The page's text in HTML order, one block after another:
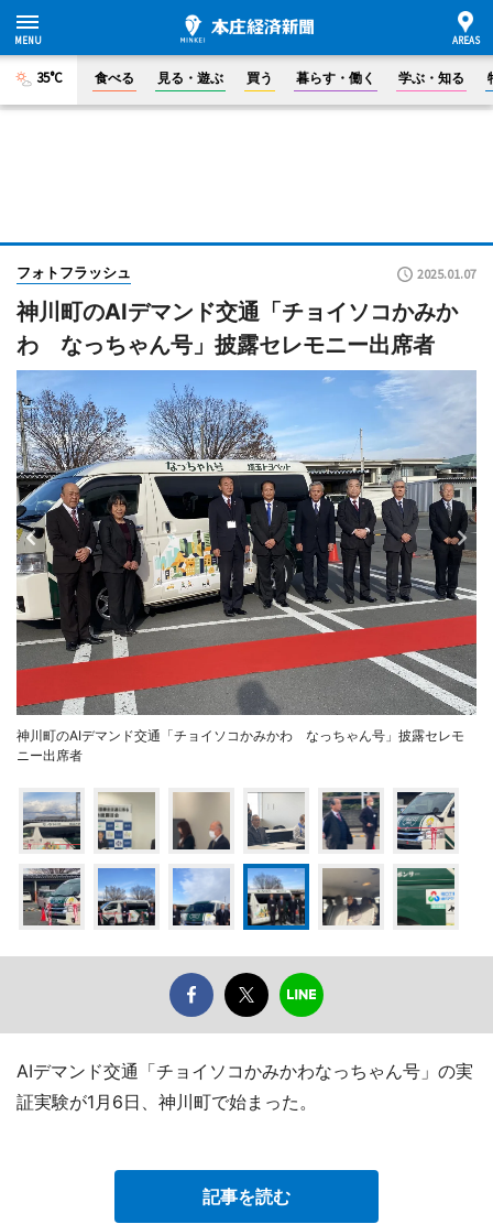
35°C 食べる 見る・遊ぶ 買う 暮らす・働く 学ぶ・知る
フォトフラッシュ 2025.01.07
神川町のAIデマンド交通「チョイソコかみか
わ なっちゃん号」披露セレモニー出席者
神川町のAIデマンド交通「チョイソコかみかわ なっちゃん号」披露セレモ
ニー出席者
AIデマンド交通「チョイソコかみかわなっちゃん号」の実
証実験が1月6日、神川町で始まった。
記事を読む